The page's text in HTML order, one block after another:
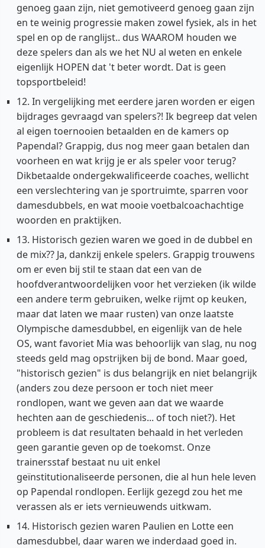
genoeg gaan zijn, niet gemotiveerd genoeg gaan zijn
en te weinig progressie maken zowel fysiek, als in het
spel en op de ranglijst.. dus WAAROM houden we
deze spelers dan als we het NU al weten en enkele
eigenlijk HOPEN dat 't beter wordt. Dat is geen
topsportbeleid!
12. In vergelijking met eerdere jaren worden er eigen
bijdrages gevraagd van spelers?! Ik begreep dat velen
al eigen toernooien betaalden en de kamers op
Papendal? Grappig, dus nog meer gaan betalen dan
voorheen en wat krijg je er als speler voor terug?
Dikbetaalde ondergekwalificeerde coaches, wellicht
een verslechtering van je sportruimte, sparren voor
damesdubbels, en wat mooie voetbalcoachachtige
woorden en praktijken.
13. Historisch gezien waren we goed in de dubbel en
de mix?? Ja, dankzij enkele spelers. Grappig trouwens
om er even bij stil te staan dat een van de
hoofdverantwoordelijken voor het verzieken (ik wilde
een andere term gebruiken, welke rijmt op keuken,
maar dat laten we maar rusten) van onze laatste
Olympische damesdubbel, en eigenlijk van de hele
OS, want favoriet Mia was behoorlijk van slag, nu nog
steeds geld mag opstrijken bij de bond. Maar goed,
"historisch gezien" is dus belangrijk en niet belangrijk
(anders zou deze persoon er toch niet meer
rondlopen, want we geven aan dat we waarde
hechten aan de geschiedenis... of toch niet?). Het
probleem is dat resultaten behaald in het verleden
geen garantie geven op de toekomst. Onze
trainersstaf bestaat nu uit enkel
geïnstitutionaliseerde personen, die al hun hele leven
op Papendal rondlopen. Eerlijk gezegd zou het me
verassen als er iets vernieuwends uitkwam.
14. Historisch gezien waren Paulien en Lotte een
damesdubbel, daar waren we inderdaad goed in.